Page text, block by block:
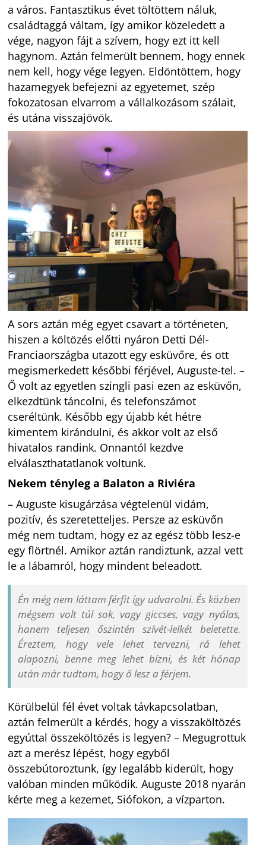
a város. Fantasztikus évet töltöttem náluk,
családtaggá váltam, így amikor közeledett a
vége, nagyon fájt a szívem, hogy ezt itt kell
hagynom. Aztán felmerült bennem, hogy ennek
nem kell, hogy vége legyen. Eldöntöttem, hogy
hazamegyek befejezni az egyetemet, szép
fokozatosan elvarrom a vállalkozásom szálait,
és utána visszajövök.
A sors aztán még egyet csavart a történeten,
hiszen a költözés előtti nyáron Detti Dél-
Franciaországba utazott egy esküvőre, és ott
megismerkedett későbbi férjével, Auguste-tel. –
Ő volt az egyetlen szingli pasi ezen az esküvőn,
elkezdtünk táncolni, és telefonszámot
cseréltünk. Később egy újabb két hétre
kimentem kirándulni, és akkor volt az első
hivatalos randink. Onnantól kezdve
elválaszthatatlanok voltunk.
Nekem tényleg a Balaton a Riviéra
– Auguste kisugárzása végtelenül vidám,
pozitív, és szeretetteljes. Persze az esküvőn
még nem tudtam, hogy ez az egész több lesz-e
egy flörtnél. Amikor aztán randiztunk, azzal vett
le a lábamról, hogy mindent beleadott.
Én még nem láttam férfit így udvarolni. És közben
mégsem volt túl sok, vagy giccses, vagy nyálas,
hanem teljesen őszintén szívét-lelkét beletette.
Éreztem, hogy vele lehet tervezni, rá lehet
alapozni, benne meg lehet bízni, és két hónap
után már tudtam, hogy ő lesz a férjem.
Körülbelül fél évet voltak távkapcsolatban,
aztán felmerült a kérdés, hogy a visszaköltözés
egyúttal összeköltözés is legyen? – Megugrottuk
azt a merész lépést, hogy egyből
összebútoroztunk, így legalább kiderült, hogy
valóban minden működik. Auguste 2018 nyarán
kérte meg a kezemet, Siófokon, a vízparton.